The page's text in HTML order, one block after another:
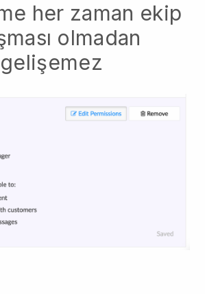
her zaman ekip
olmadan
gelişemez